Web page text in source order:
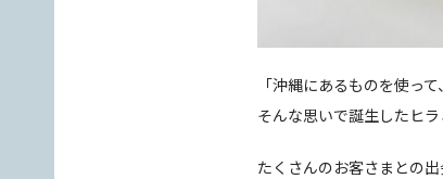
「沖縄にあるものを使っ
そんな思いで誕生したヒラ
たくさんのお客さまとの